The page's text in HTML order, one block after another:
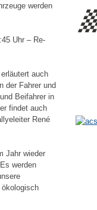
werden
Uhr – Re-
auch
der Fahrer und
Beifahrer in
findet auch
René
Jahr wieder
werden